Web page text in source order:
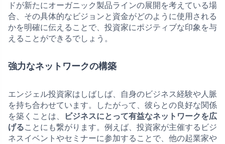
ドが新たにオーガニック製品ラインの展開を考えている場
合、その具体的なビジョンと資金がどのように使用される
かを明確に伝えることで、投資家にポジティブな印象を与
えることができるでしょう。
強力なネットワークの構築
エンジェル投資家はしばしば、自身のビジネス経験や人脈
を持ち合わせています。したがって、彼らとの良好な関係
を築くことは、
ビジネスにとって有益なネットワークを広
げることにも繋がります。例えば、投資家が主催するビジ
ネスイベントやセミナーに参加することで、他の起業家や